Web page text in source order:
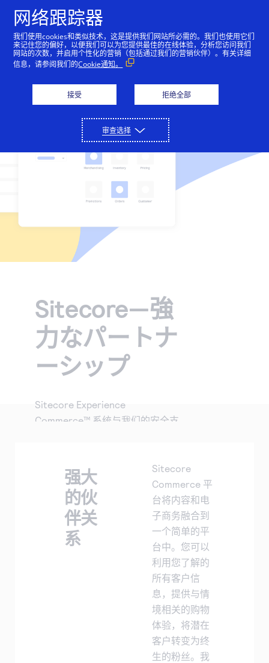
支付解决方案
少欺诈和保护支付数据。
接受网上、销售点以及呼叫中心的付款。
帮助最大限度地减少欺诈损失并增加收入。
保护敏感的支付数据并简化 PCI DSS 合规工作。
定期结算、全球税务计算、货币兑换等。
合作伙伴
金融服务公司
我们通过金融合作伙伴提供解决方案。
解决方案合作伙伴
定制可满足您业务需求的解决方案。
我们的编码环境为您提供了各种工具，用于构建可在全
球范围内扩大规模的无摩擦支付解决方案。
查看用于实施我们的 API 的功能级别指南。
联系我们屡获殊荣的客户支持团队，或直接联系销售人
详细了解
支持中心
访问我们的客户支持门户网站，以及阅读实用文章。
技术文档
详细了解我们的服务如何为您的业务提供帮助。
Cybersource 提供一整套在线和面对面服务，可简化支
公司历史
了解我们如何成为支付和欺诈管理领域的领先者，以及
获取关于业务经营和提升客户满意度的窍门。
与我们合作
您是否热衷于支付技术？来加入我们的团队吧。我们的
团队充满乐趣、具有包容性且不断成长。
登录
Sitecore—強
力なパートナ
ーシップ
Sitecore Experience
Commerce™ 系统与我们的安全支
强大
的伙
伴关
系
Sitecore
Commerce 平
台将内容和电
子商务融合到
一个简单的平
台中。您可以
利用您了解的
所有客户信
息，提供与情
境相关的购物
体验，将潜在
客户转变为终
生的粉丝。我
网络跟踪器
我们使用cookies和类似技术，这是提供我们网站所必需的。我们也使用它们
来记住您的偏好，以便我们可以为您提供最佳的在线体验，分析您访问我们
网站的次数，并启用个性化的营销（包括通过我们的营销伙伴）。有关详细
信息，请参阅我们的Cookie通知。
接受 拒绝全部
审查选择